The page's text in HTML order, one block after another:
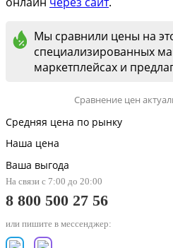
Мы сравнили цены на
специализированных
маркетплейсах и
Сравнение цен
Средняя цена по рынку
Наша цена
Ваша выгода
На связи с 7:00 до 20:00
8 800 500 27 56
или пишите в мессенджер: